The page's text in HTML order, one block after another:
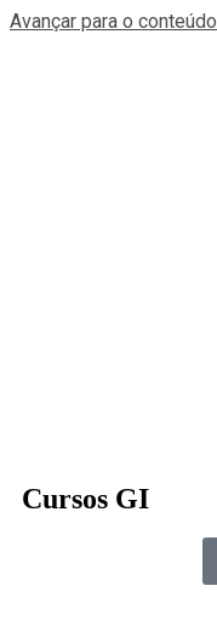
Avançar para o conteúdo
Cursos GI